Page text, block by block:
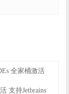
全家桶激活
支持Jetbrains